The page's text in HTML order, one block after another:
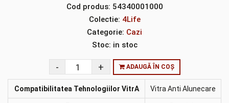
Cod produs: 54340001000
Colectie: 4Life
Categorie: Cazi
Stoc: in stoc
ADAUGĂ ÎN COȘ
Compatibilitatea Tehnologiilor VitrA Vitra Anti Alunecare